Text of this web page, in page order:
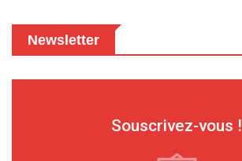
Newsletter
Souscrivez-vous !